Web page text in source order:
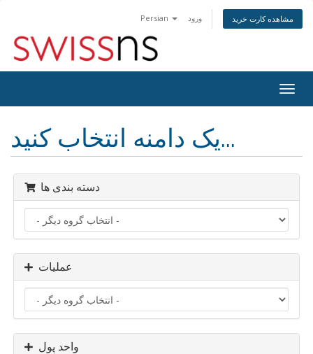
Persian ورود مشاهده کارت خرید
یک دامنه انتخاب کنید...
دسته بندی ها
عملیات
واحد پول